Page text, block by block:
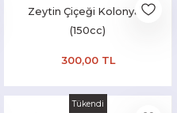
Zeytin Çiçeği Kolonyası
(150cc)
300,00 TL
Tükendi